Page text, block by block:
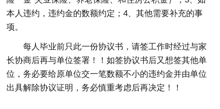
本人违约，违约金的数额约定；4、其他需要补充的事
项。
每人毕业前只此一份协议书，请签工作时经过与家
长协商后再与单位签署！！如签协议书后又想签其他单
位，务必要给原单位交一笔数额不小的违约金并由单位
出具解除协议证明，务必慎重考虑后再决定！！